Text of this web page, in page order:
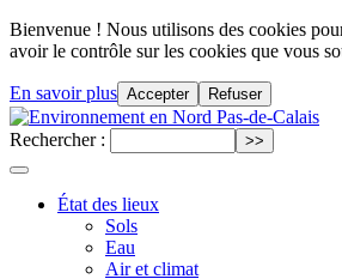
Bienvenue ! Nous utilisons des cookies
avoir le contrôle sur les cookies que vous
En savoir plus Accepter Refuser
Rechercher :
État des lieux
Sols
Eau
Air et climat